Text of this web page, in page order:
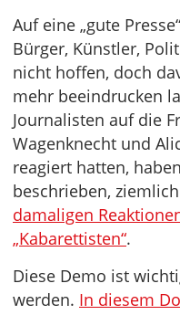
Auf eine „gute
Bürger, Künstler,
nicht hoffen, doch
mehr beeindrucken
Journalisten auf die
Wagenknecht und
reagiert hatten,
beschrieben,
damaligen
„Kabarettisten“.
Diese Demo ist
werden. In diesem